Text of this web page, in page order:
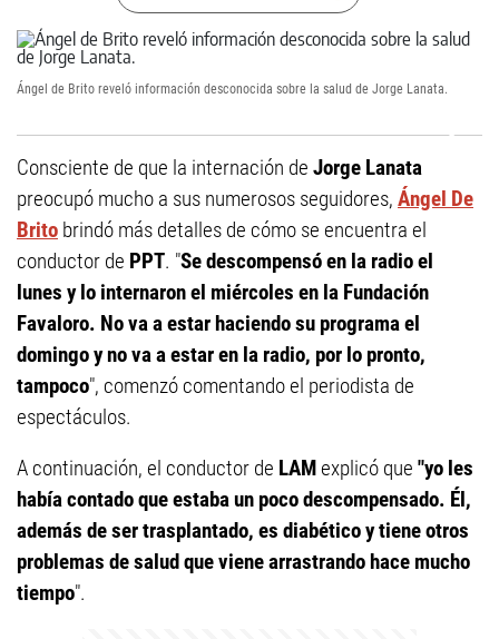
Ángel de Brito reveló información desconocida sobre la salud de Jorge Lanata.
Consciente de que la internación de Jorge Lanata
preocupó mucho a sus numerosos seguidores, Ángel De
Brito brindó más detalles de cómo se encuentra el
conductor de PPT. "Se descompensó en la radio el
lunes y lo internaron el miércoles en la Fundación
Favaloro. No va a estar haciendo su programa el
domingo y no va a estar en la radio, por lo pronto,
tampoco", comenzó comentando el periodista de
espectáculos.
A continuación, el conductor de LAMexplicó que "yo les
había contado que estaba un poco descompensado. Él,
además de ser trasplantado, es diabético y tiene otros
problemas de salud que viene arrastrando hace mucho
tiempo".